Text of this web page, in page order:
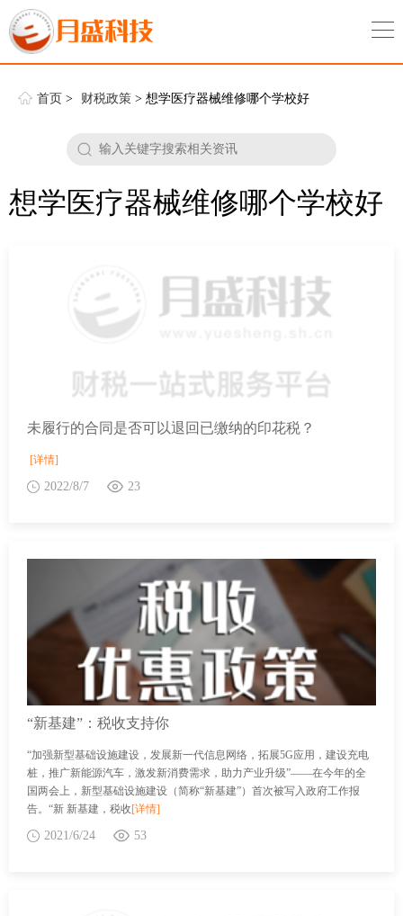
首页 > 财税政策 > 想学医疗器械维修哪个学校好
想学医疗器械维修哪个学校好
未履行的合同是否可以退回已缴纳的印花税？
[详情]
2022/8/7 23
“新基建”：税收支持你
“加强新型基础设施建设，发展新一代信息网络，拓展5G应用，建设充电
桩，推广新能源汽车，激发新消费需求，助力产业升级”——在今年的全
国两会上，新型基础设施建设（简称“新基建”）首次被写入政府工作报
告。“新 新基建，税收[详情]
2021/6/24 53